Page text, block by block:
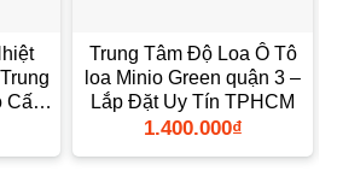
Cấp
Trung Tâm Độ Loa Ô Tô
loa Minio Green quận 3 –
Lắp Đặt Uy Tín TPHCM
1.400.000₫